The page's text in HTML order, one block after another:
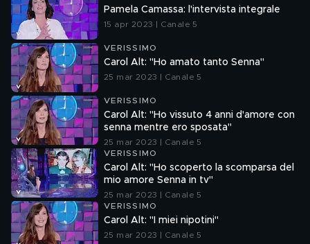
Pamela Camassa: l'intervista integrale
15 apr 2023 | Canale 5
VERISSIMO
Carol Alt: "Ho amato tanto Senna"
25 mar 2023 | Canale 5
VERISSIMO
Carol Alt: "Ho vissuto 4 anni d'amore con
senna mentre ero sposata"
25 mar 2023 | Canale 5
VERISSIMO
Carol Alt: "Ho scoperto la scomparsa del
mio amore Senna in tv"
25 mar 2023 | Canale 5
VERISSIMO
Carol Alt: "I miei nipotini"
25 mar 2023 | Canale 5